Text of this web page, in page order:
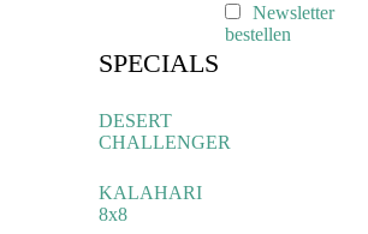
SPECIALS
DESERT
CHALLENGER
KALAHARI
8x8
Newsletter
bestellen